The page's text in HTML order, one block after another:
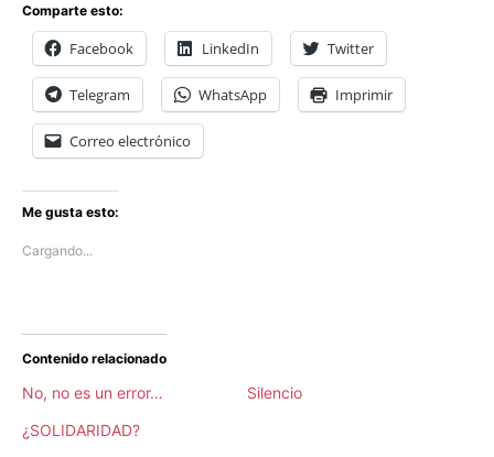
Comparte esto:
Facebook LinkedIn Twitter
Telegram WhatsApp Imprimir
Correo electrónico
Me gusta esto:
Cargando...
Contenido relacionado
No, no es un error…
Silencio
¿SOLIDARIDAD?